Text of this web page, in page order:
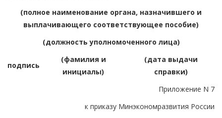
(полное наименование органа, назначившего и
выплачивающего соответствующее пособие)
(должность уполномоченного лица)
подпись
(фамилия и
инициалы)
(дата выдачи
справки)
Приложение N 7
к приказу Минэкономразвития России